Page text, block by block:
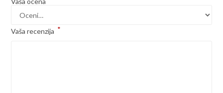
Vaša recenzija *